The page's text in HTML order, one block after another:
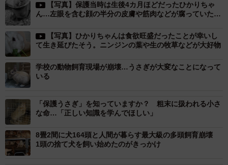
【写真】保護当時は生後4カ月ほどだったひかりちゃ
ん…左眼を含む顔の半分の皮膚や筋肉などが腐っていたと
【写真】ひかりちゃんは食欲旺盛だったことが幸いし
て生き延びたそう。ニンジンの葉や生の牧草などが大好物
学校の動物飼育現場が崩壊…うさぎが大変なことになって
いる
「保護うさぎ」を知っていますか？ 粗末に扱われる小さ
な命…「正しい知識を学んでほしい」
8畳2間に犬164頭と人間が暮らす最大級の多頭飼育崩壊
1頭の捨て犬を飼い始めたのがきっかけ